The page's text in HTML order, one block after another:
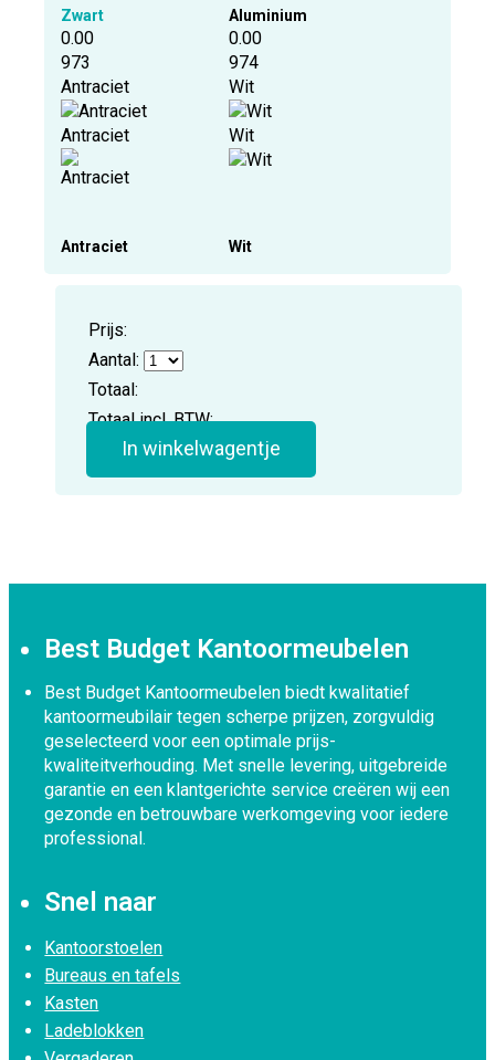
Zwart Aluminium
0.00
973
Antraciet
Antraciet
Antraciet
0.00
974
Wit
Wit
Wit
Prijs:
Aantal:
Totaal:
Totaal incl. BTW:
In winkelwagentje
Best Budget Kantoormeubelen
Best Budget Kantoormeubelen biedt kwalitatief
kantoormeubilair tegen scherpe prijzen, zorgvuldig
geselecteerd voor een optimale prijs-
kwaliteitverhouding. Met snelle levering, uitgebreide
garantie en een klantgerichte service creëren wij een
gezonde en betrouwbare werkomgeving voor iedere
professional.
Snel naar
Kantoorstoelen
Bureaus en tafels
Kasten
Ladeblokken